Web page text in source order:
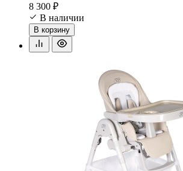
8 300 ₽
В наличии
В корзину